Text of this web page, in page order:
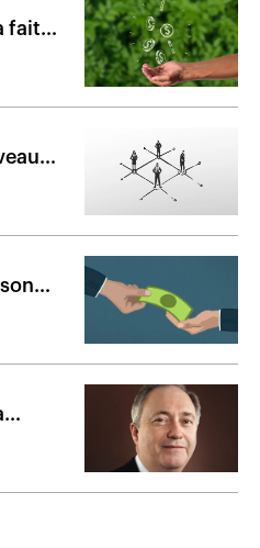
fait
pour